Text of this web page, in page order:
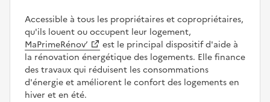
Accessible à tous les propriétaires et copropriétaires,
qu'ils louent ou occupent leur logement,
MaPrimeRénov’
est le principal dispositif d'aide à
la rénovation énergétique des logements. Elle finance
des travaux qui réduisent les consommations
d'énergie et améliorent le confort des logements en
hiver et en été.